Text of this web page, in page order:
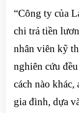
“Công ty của
chi trả tiền
nhân viên kỹ
nghiên cứu
cách nào
gia đình, dựa